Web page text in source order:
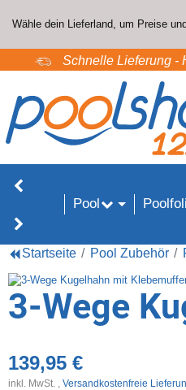
Wähle dein Lieferland, um Preise
Schnelle Lieferung -
Pool
Startseite Pool Zubehör
3-Wege
139,95 €
inkl. MwSt. , Versandkostenfreie